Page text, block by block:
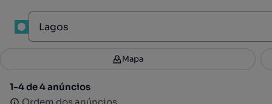
Filtros 2
1-4 de 4 anúncios
Mapa
1-4 de 4 anúncios